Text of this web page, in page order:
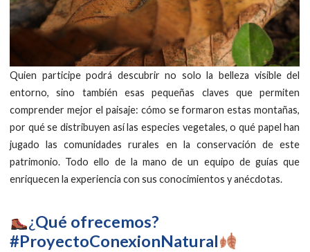
Quien participe podrá descubrir no solo la belleza visible del
entorno, sino también esas pequeñas claves que permiten
comprender mejor el paisaje: cómo se formaron estas montañas,
por qué se distribuyen así las especies vegetales, o qué papel han
jugado las comunidades rurales en la conservación de este
patrimonio. Todo ello de la mano de un equipo de guías que
enriquecen la experiencia con sus conocimientos y anécdotas.
¿Qué ofrecemos?
#ProyectoConexionNatural​